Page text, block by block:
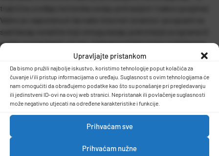
Upravljajte pristankom
Da bismo pružili najbolje iskustvo, koristimo tehnologije poput kolačića za
čuvanje i/ili pristup informacijama o uređaju. Suglasnost s ovim tehnologijama će
nam omogućiti da obrađujemo podatke kao što su ponašanje pri pregledavanju
ili jedinstveni ID-ovi na ovoj web stranici. Nepristanak ili povlačenje suglasnosti
može negativno utjecati na određene karakteristike i funkcije.
Prihvaćam sve
Prihvaćam nužne
trajni (na uređaju korisnika ostaju pohranjeni i nakon posjeta).
Važno je napomenuti da naše Internet stranice i programi ne
sadržavaju kolačiće koji omogućavaju pokretanje programa ili
nečije postavljanje virusa, malwarea ili bilo kojeg neželjenog
programa na Vaš uređaj. O sigurnosti upotrebe kolačića brinete
se Vi standardnim metodama. Na identičan način brinemo se mi
da se virusi, malwarei ili bilo koji neželjeni program ne nađe na
našim Internet stranicama ili programu.